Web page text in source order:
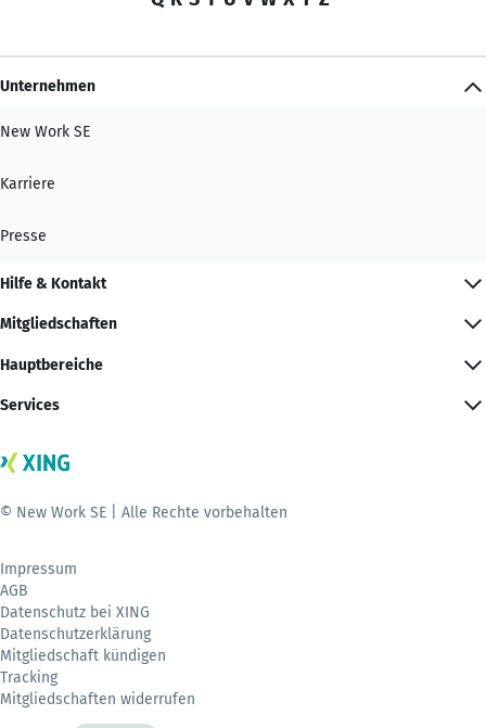
Unternehmen
New Work SE
Karriere
Presse
Hilfe & Kontakt
Mitgliedschaften
Hauptbereiche
Services
© New Work SE | Alle Rechte vorbehalten
Impressum
AGB
Datenschutz bei XING
Datenschutzerklärung
Mitgliedschaft kündigen
Tracking
Mitgliedschaften widerrufen